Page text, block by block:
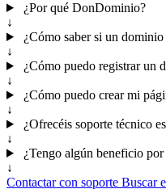
¿Por qué DonDominio?
↓
¿Cómo saber si un
↓
¿Cómo puedo registrar un
↓
¿Cómo puedo crear mi
↓
¿Ofrecéis soporte técnico
↓
¿Tengo algún beneficio
↓
Contactar con soporte Buscar